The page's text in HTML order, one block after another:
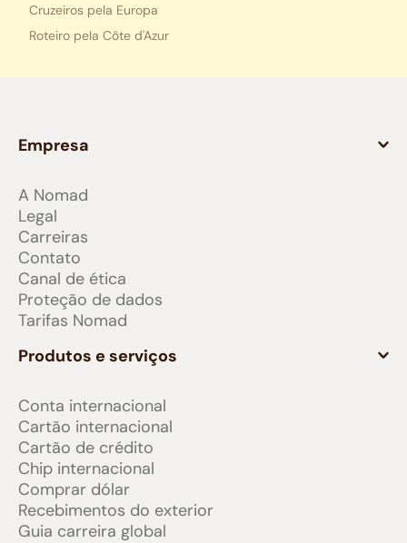
Cruzeiros pela Europa
Roteiro pela Côte d'Azur
Empresa
A Nomad
Legal
Carreiras
Contato
Canal de ética
Proteção de dados
Tarifas Nomad
Produtos e serviços
Conta internacional
Cartão internacional
Cartão de crédito
Chip internacional
Comprar dólar
Recebimentos do exterior
Guia carreira global